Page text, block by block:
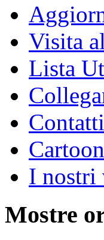
Visita
Lista
Contatti
I nostri
Mostre